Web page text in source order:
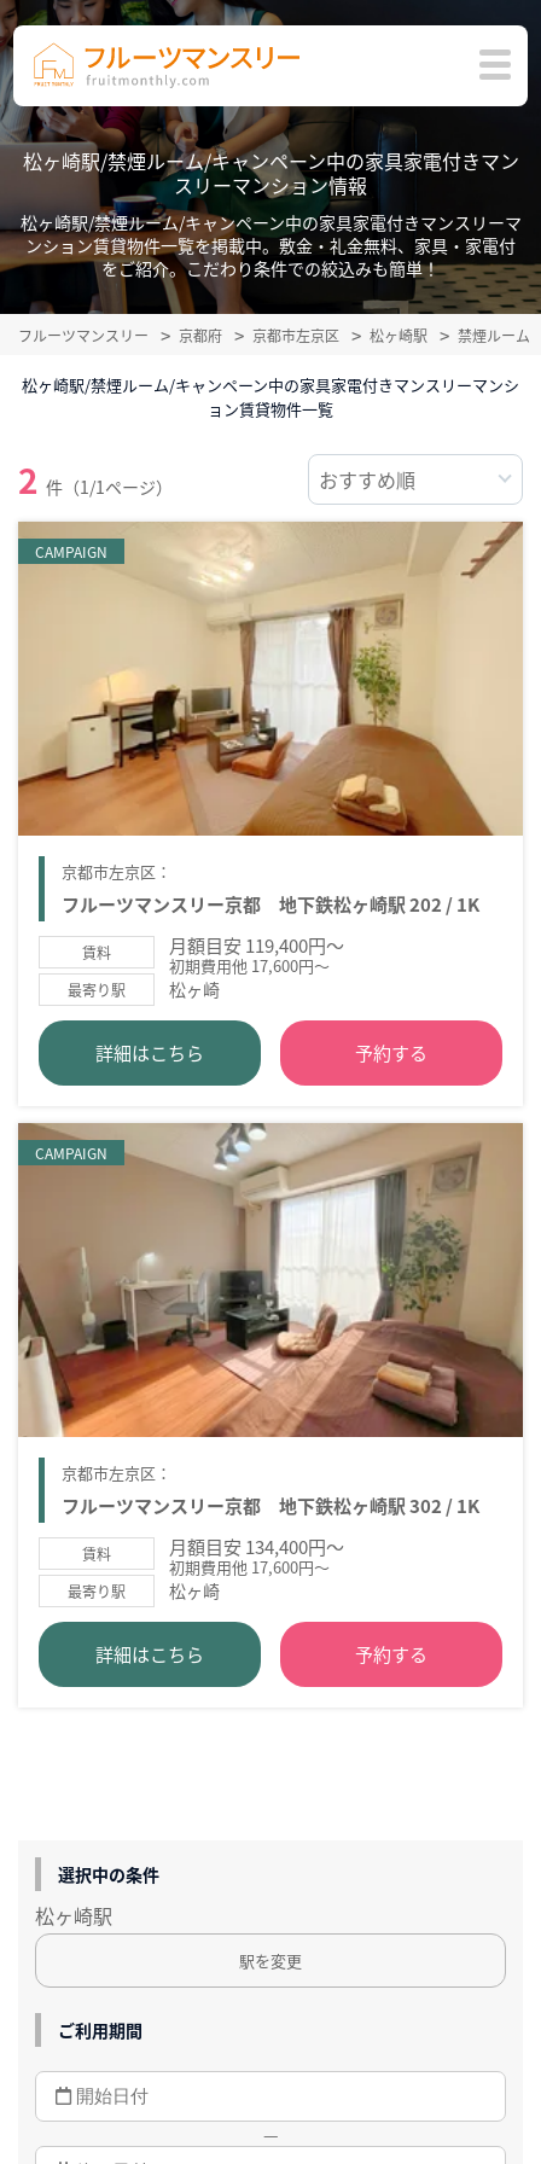
松ヶ崎駅/禁煙ルーム/キャンペーン中の家具家電付きマン
スリーマンション情報
松ヶ崎駅/禁煙ルーム/キャンペーン中の家具家電付きマンスリーマ
ンション賃貸物件一覧を掲載中。敷金・礼金無料、家具・家電付
をご紹介。こだわり条件での絞込みも簡単！
フルーツマンスリー 京都府 京都市左京区 松ヶ崎駅 禁煙ルーム
松ヶ崎駅/禁煙ルーム/キャンペーン中の家具家電付きマンスリーマンシ
ョン賃貸物件一覧
2 件（1/1ページ）
CAMPAIGN
京都市左京区：
フルーツマンスリー京都 地下鉄松ヶ崎駅 202 / 1K
賃料 月額目安 119,400円～
初期費用他 17,600円～
最寄り駅 松ヶ崎
詳細はこちら 予約する
CAMPAIGN
京都市左京区：
フルーツマンスリー京都 地下鉄松ヶ崎駅 302 / 1K
賃料 月額目安 134,400円～
初期費用他 17,600円～
最寄り駅 松ヶ崎
詳細はこちら 予約する
選択中の条件
松ヶ崎駅
駅を変更
ご利用期間
—